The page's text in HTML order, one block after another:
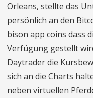
Orleans, stellte das
persönlich an den
bison app coins dass
Verfügung gestellt
Daytrader die
sich an die Charts
neben virtuellen